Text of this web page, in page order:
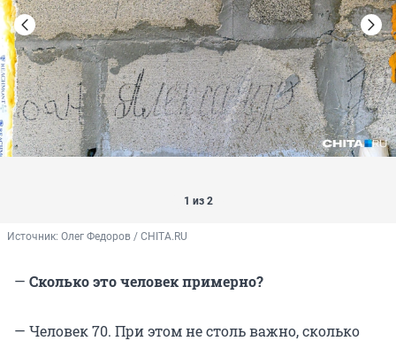
1 из 2
Источник: Олег Федоров / CHITA.RU
— Сколько это человек примерно?
— Человек 70. При этом не столь важно, сколько